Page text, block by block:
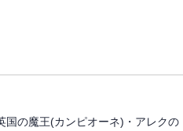
国の魔王(カンピオーネ)・アレクの